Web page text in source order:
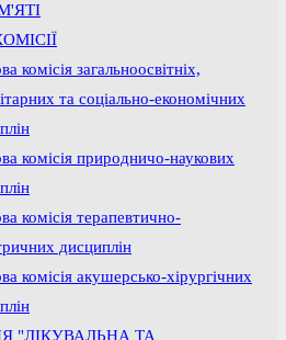
комісія загальноосвітніх,
та соціально-економічних
комісія природничо-наукових
комісія терапевтично-
дисциплін
комісія акушерсько-хірургічних
"ЛІКУВАЛЬНА ТА